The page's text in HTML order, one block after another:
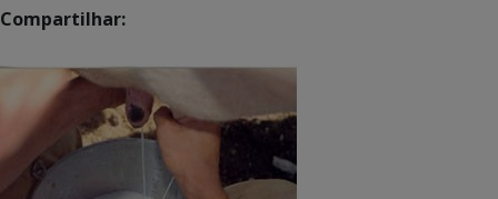
Compartilhar: